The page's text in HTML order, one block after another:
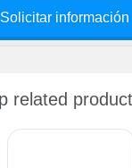
Solicitar información